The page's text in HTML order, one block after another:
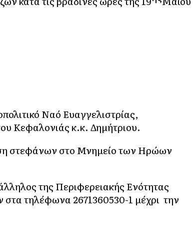
Ναό Ευαγγελιστρίας,
Κεφαλονιάς κ.κ. Δημήτριου.
στεφάνων στο Μνημείο των Ηρώων
της Περιφερειακής Ενότητας
τηλέφωνα 2671360530-1 μέχρι την